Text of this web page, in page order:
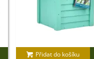
Přidat do košíku